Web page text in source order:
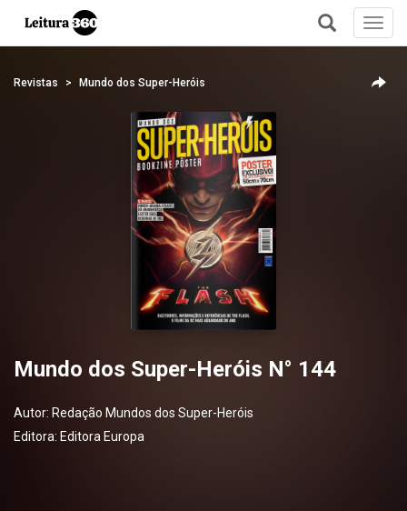
+
Revistas Mundo dos Super-Heróis
Mundo dos Super-Heróis N° 144
Autor: Redação Mundos dos Super-Heróis
Editora: Editora Europa